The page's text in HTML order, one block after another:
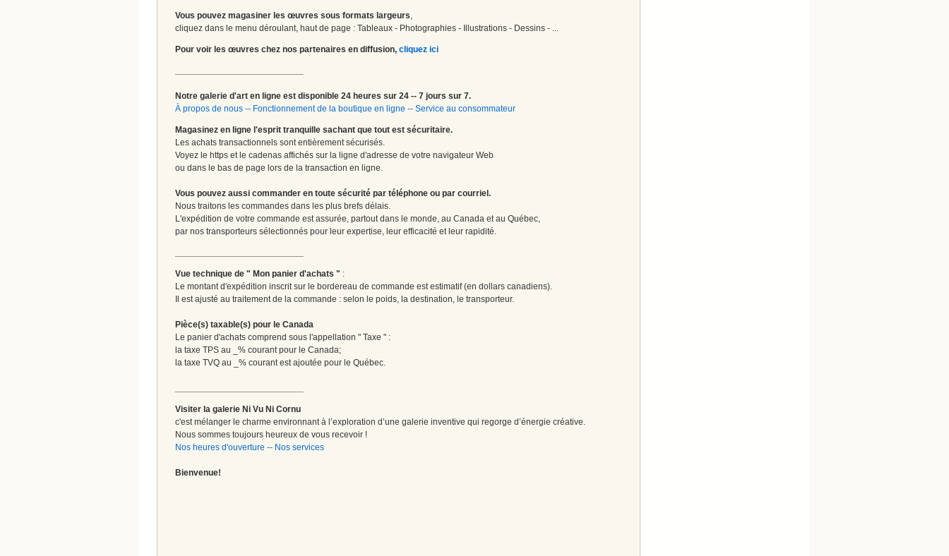
Vous pouvez magasiner les œuvres sous formats largeurs,
cliquez dans le menu déroulant, haut de page : Tableaux - Photographies - Illustrations - Dessins - ...
Pour voir les œuvres chez nos partenaires en diffusion, cliquez ici
Notre galerie d'art en ligne est disponible 24 heures sur 24 -- 7 jours sur 7.
À propos de nous -- Fonctionnement de la boutique en ligne -- Service au consommateur
Magasinez en ligne l'esprit tranquille sachant que tout est sécuritaire.
Les achats transactionnels sont entièrement sécurisés.
Voyez le https et le cadenas affichés sur la ligne d'adresse de votre navigateur Web
ou dans le bas de page lors de la transaction en ligne.
Vous pouvez aussi commander en toute sécurité par téléphone ou par courriel.
Nous traitons les commandes dans les plus brefs délais.
L'expédition de votre commande est assurée, partout dans le monde, au Canada et au Québec,
par nos transporteurs sélectionnés pour leur expertise, leur efficacité et leur rapidité.
Vue technique de " Mon panier d'achats " :
Le montant d'expédition inscrit sur le bordereau de commande est estimatif (en dollars canadiens).
Il est ajusté au traitement de la commande : selon le poids, la destination, le transporteur.
Pièce(s) taxable(s) pour le Canada
Le panier d'achats comprend sous l'appellation " Taxe " :
la taxe TPS au _% courant pour le Canada;
la taxe TVQ au _% courant est ajoutée pour le Québec.
Visiter la galerie Ni Vu Ni Cornu
c'est mélanger le charme environnant à l’exploration d’une galerie inventive qui regorge d’énergie créative.
Nous sommes toujours heureux de vous recevoir !
Nos heures d'ouverture -- Nos services
Bienvenue!